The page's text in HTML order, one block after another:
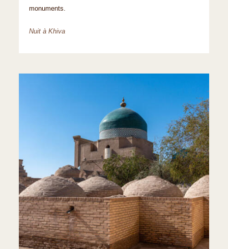
monuments.
Nuit à Khiva